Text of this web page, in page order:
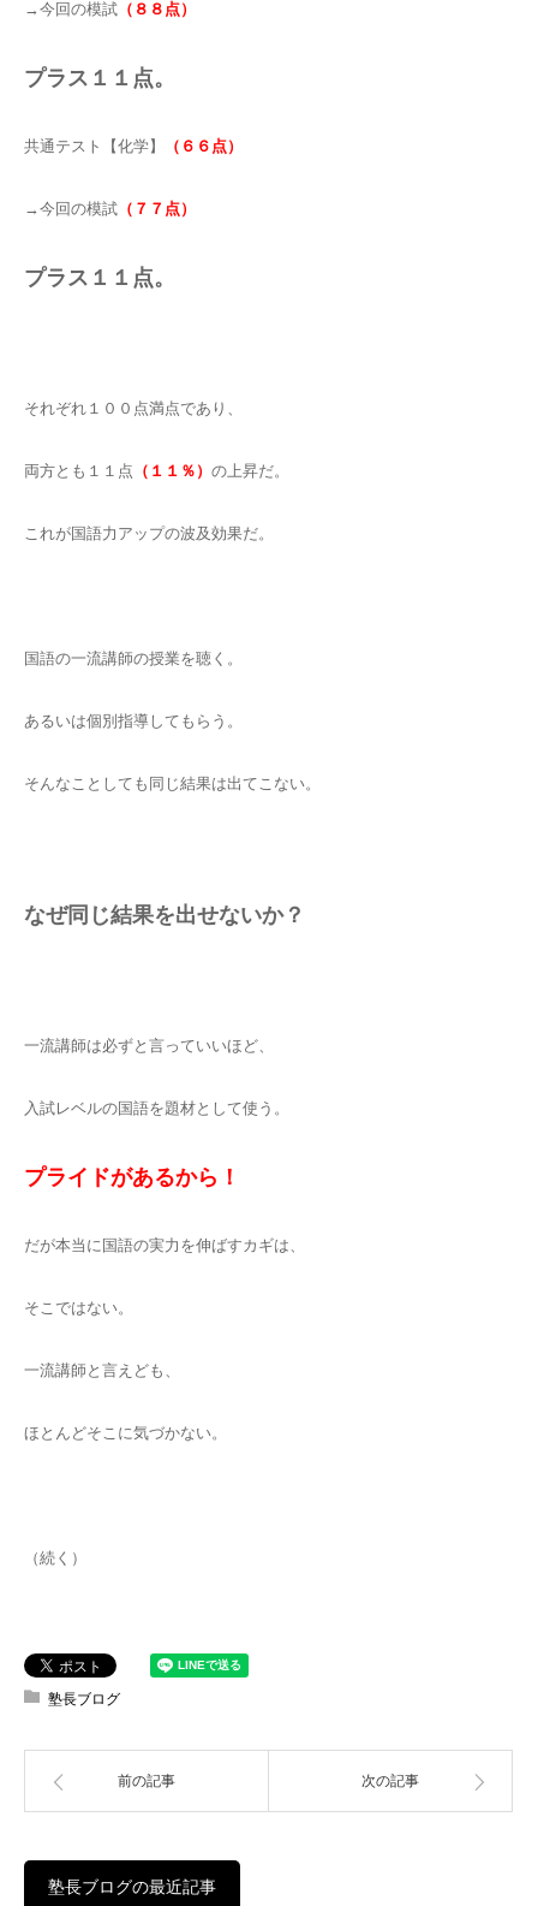
→今回の模試 （８８点）
プラス１１点。
共通テスト【化学】 （６６点）
→今回の模試 （７７点）
プラス１１点。
それぞれ１００点満点であり、
両方とも１１点 （１１％） の上昇だ。
これが国語力アップの波及効果だ。
国語の一流講師の授業を聴く。
あるいは個別指導してもらう。
そんなことしても同じ結果は出てこない。
なぜ同じ結果を出せないか？
一流講師は必ずと言っていいほど、
入試レベルの国語を題材として使う。
プライドがあるから！
だが本当に国語の実力を伸ばすカギは、
そこではない。
一流講師と言えども、
ほとんどそこに気づかない。
（続く）
塾長ブログ
前の記事 次の記事
塾長ブログの最近記事